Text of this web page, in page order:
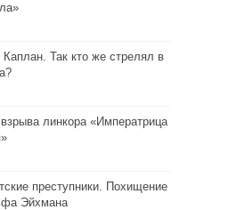
Так кто же стрелял в
линкора «Императрица
преступники. Похищение
Эйхмана